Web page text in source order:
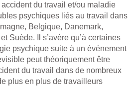
du travail et/ou maladie
psychiques liés au travail dans
Belgique, Danemark,
Suède. Il s’avère qu’à certaines
psychique suite à un événement
peut théoriquement être
du travail dans de nombreux
plus en plus de travailleurs